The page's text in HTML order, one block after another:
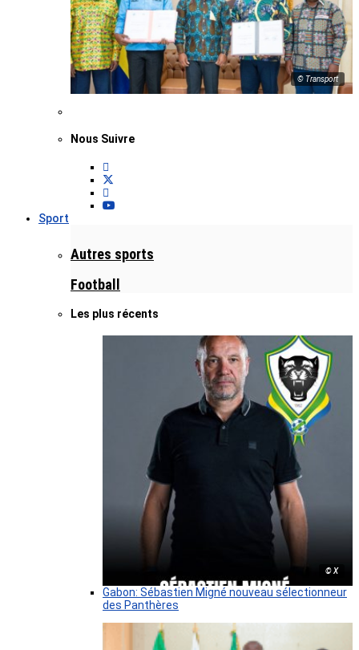
© Transport
Nous Suivre
Sport
Autres sports
Football
Les plus récents
© X
Gabon: Sébastien Migné nouveau sélectionneur
des Panthères